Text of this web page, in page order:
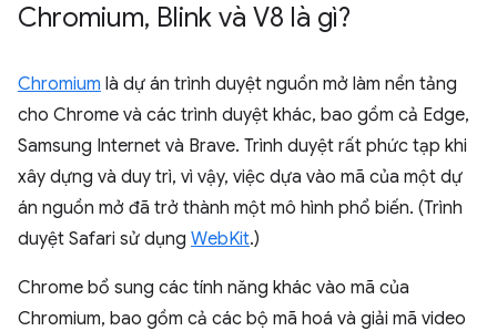
Chromium, Blink và V8 là gì?
Chromium là dự án trình duyệt nguồn mở làm nền tảng
cho Chrome và các trình duyệt khác, bao gồm cả Edge,
Samsung Internet và Brave. Trình duyệt rất phức tạp khi
xây dựng và duy trì, vì vậy, việc dựa vào mã của một dự
án nguồn mở đã trở thành một mô hình phổ biến. (Trình
duyệt Safari sử dụng WebKit.)
Chrome bổ sung các tính năng khác vào mã của
Chromium, bao gồm cả các bộ mã hoá và giải mã video